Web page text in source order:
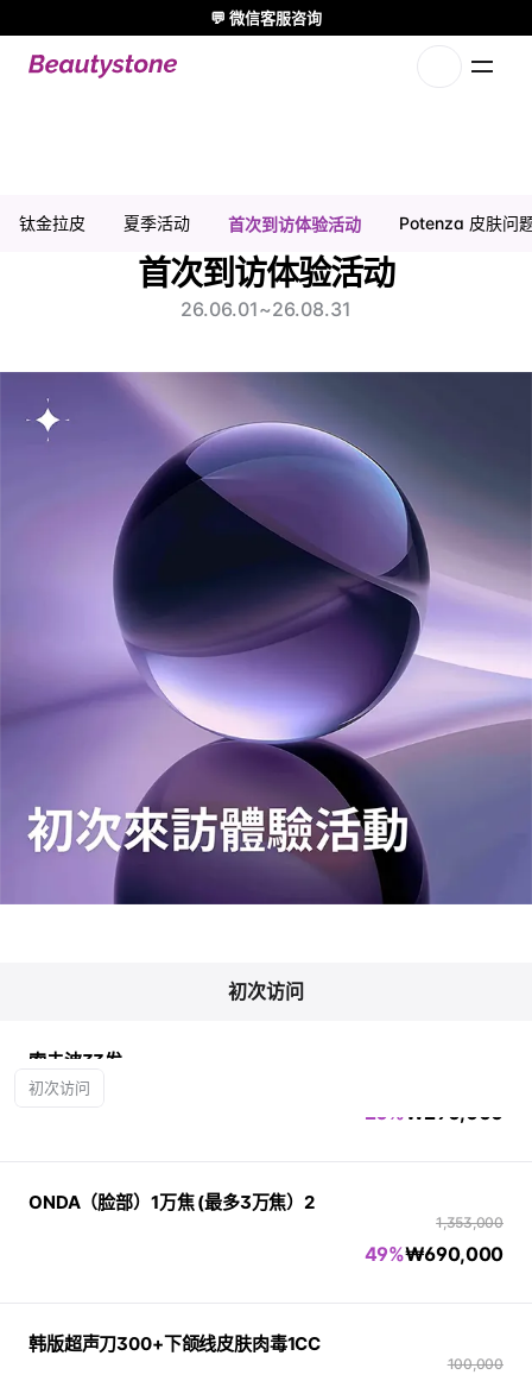
钛金拉皮 夏季活动 首次到访体验活动 Potenza 皮肤问
首次访问体验活动 | 弘大皮肤科
首次到访体验活动
26.06.01~26.08.31
初次访问
初次访问
索夫波33发
₩290,000
20%
ONDA（脸部）1万焦 (最多3万焦）2
1,353,000
₩690,000
49%
韩版超声刀300+下颌线皮肤肉毒1CC
100,000
💬 微信客服咨询
🌸 Beautystone诊所出席 Meditox 曼谷 Cadaver workshop 🌸